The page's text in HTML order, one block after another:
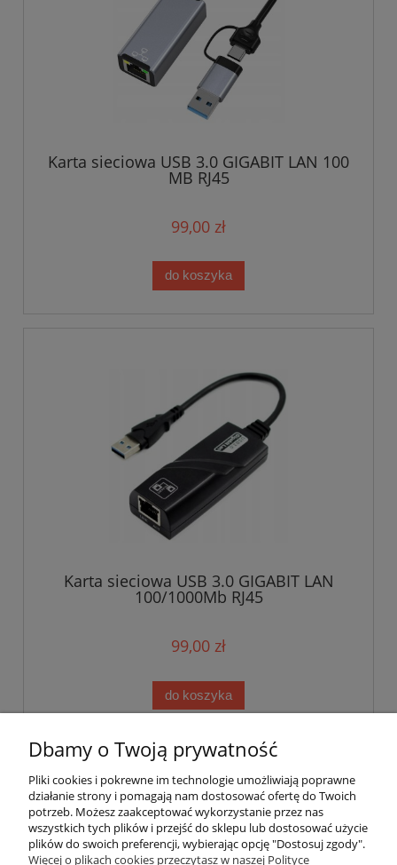
Karta sieciowa USB 3.0 GIGABIT LAN 100
MB RJ45
99,00 zł
do koszyka
Karta sieciowa USB 3.0 GIGABIT LAN
100/1000Mb RJ45
99,00 zł
do koszyka
« 1 2 3 »
Pomoc
Dbamy o Twoją prywatność
Pliki cookies i pokrewne im technologie umożliwiają poprawne
działanie strony i pomagają nam dostosować ofertę do Twoich
potrzeb. Możesz zaakceptować wykorzystanie przez nas
wszystkich tych plików i przejść do sklepu lub dostosować użycie
plików do swoich preferencji, wybierając opcję "Dostosuj zgody".
Więcej o plikach cookies przeczytasz w naszej Polityce